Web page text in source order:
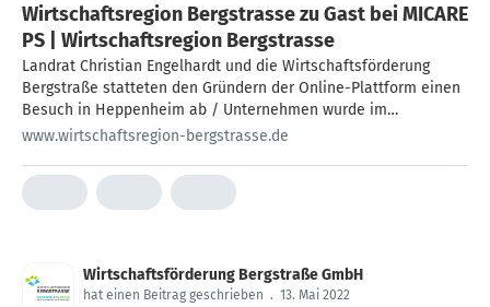
Wirtschaftsregion Bergstrasse zu Gast bei MICARE
PS | Wirtschaftsregion Bergstrasse
Landrat Christian Engelhardt und die Wirtschaftsförderung
Bergstraße statteten den Gründern der Online-Plattform einen
Besuch in Heppenheim ab / Unternehmen wurde im
Gründungswettbewerb 2021 ausgezeichnet
www.wirtschaftsregion-bergstrasse.de
Wirtschaftsförderung Bergstraße GmbH
hat einen Beitrag geschrieben . 13. Mai 2022